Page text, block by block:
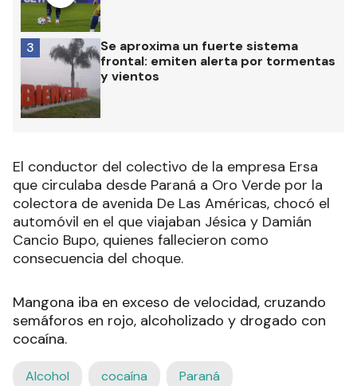
Se aproxima un fuerte sistema
frontal: emiten alerta por tormentas
y vientos
3
El conductor del colectivo de la empresa Ersa
que circulaba desde Paraná a Oro Verde por la
colectora de avenida De Las Américas, chocó el
automóvil en el que viajaban Jésica y Damián
Cancio Bupo, quienes fallecieron como
consecuencia del choque.
Mangona iba en exceso de velocidad, cruzando
semáforos en rojo, alcoholizado y drogado con
cocaína.
Alcohol cocaína Paraná